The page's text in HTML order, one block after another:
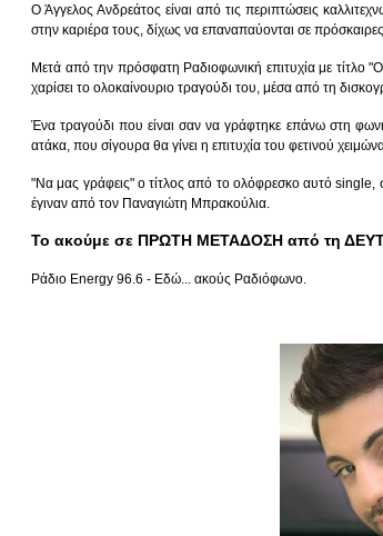
Ο Άγγελος Ανδρεάτος είναι από τις περιπτώσεις
στην καριέρα τους, δίχως να επαναπαύονται σε πρόσκαιρες
Μετά από την πρόσφατη Ραδιοφωνική επιτυχία με τίτλο
χαρίσει το ολοκαίνουριο τραγούδι του, μέσα από τη
Ένα τραγούδι που είναι σαν να γράφτηκε επάνω στη
ατάκα, που σίγουρα θα γίνει η επιτυχία του φετινού
"Να μας γράφεις" ο τίτλος από το ολόφρεσκο αυτό single,
έγιναν από τον Παναγιώτη Μπρακούλια.
Το ακούμε σε ΠΡΩΤΗ ΜΕΤΑΔΟΣΗ από τη
Ράδιο Energy 96.6 - Εδώ... ακούς Ραδιόφωνο.